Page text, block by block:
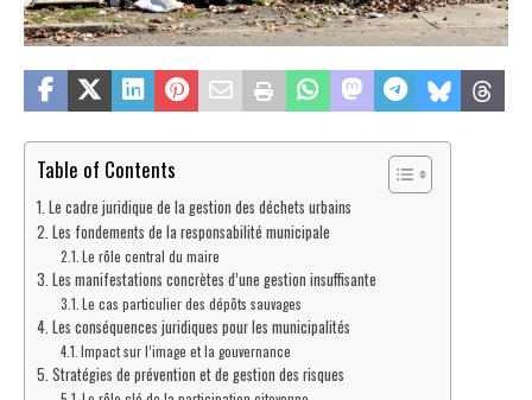
Table of Contents
Le cadre juridique de la gestion des déchets urbains
Les fondements de la responsabilité municipale
Le rôle central du maire
Les manifestations concrètes d’une gestion insuffisante
Le cas particulier des dépôts sauvages
Les conséquences juridiques pour les municipalités
Impact sur l’image et la gouvernance
Stratégies de prévention et de gestion des risques